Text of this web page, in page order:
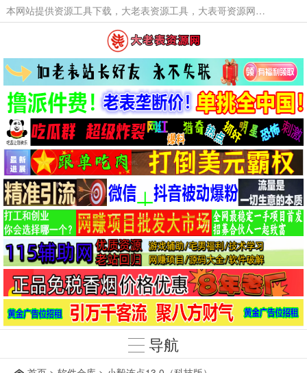
本网站提供资源工具下载，大老表资源工具，大表哥资源网软件工具，大老表资源下载，活动线报福利资源分享,活动线报，大型网游经典游戏，网络热门技术游戏辅助交流与分享。
导航